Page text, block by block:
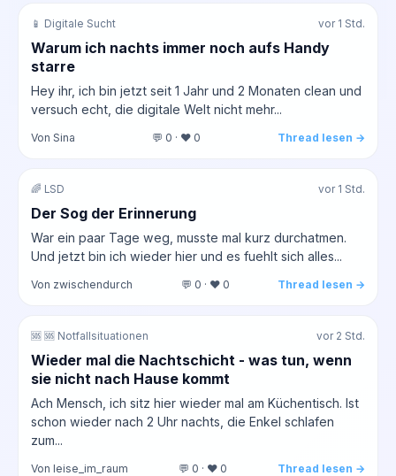
📱 Digitale Sucht vor 1 Std.
Warum ich nachts immer noch aufs Handy
starre
Hey ihr, ich bin jetzt seit 1 Jahr und 2 Monaten clean und
versuch echt, die digitale Welt nicht mehr...
Von Sina 💬 0 · ❤️ 0 Thread lesen →
🌈 LSD vor 1 Std.
Der Sog der Erinnerung
War ein paar Tage weg, musste mal kurz durchatmen.
Und jetzt bin ich wieder hier und es fuehlt sich alles...
Von zwischendurch 💬 0 · ❤️ 0 Thread lesen →
🆘 🆘 Notfallsituationen vor 2 Std.
Wieder mal die Nachtschicht - was tun, wenn
sie nicht nach Hause kommt
Ach Mensch, ich sitz hier wieder mal am Küchentisch. Ist
schon wieder nach 2 Uhr nachts, die Enkel schlafen
zum...
Von leise_im_raum 💬 0 · ❤️ 0 Thread lesen →